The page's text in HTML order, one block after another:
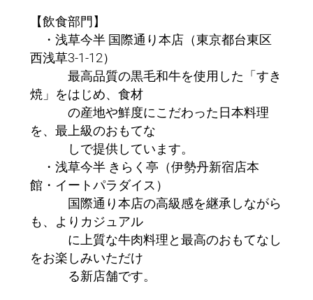
【飲食部門】
・浅草今半 国際通り本店（東京都台東区
西浅草3-1-12）
最高品質の黒毛和牛を使用した「すき
焼」をはじめ、食材
の産地や鮮度にこだわった日本料理
を、最上級のおもてな
しで提供しています。
・浅草今半 きらく亭（伊勢丹新宿店本
館・イートパラダイス）
国際通り本店の高級感を継承しながら
も、よりカジュアル
に上質な牛肉料理と最高のおもてなし
をお楽しみいただけ
る新店舗です。